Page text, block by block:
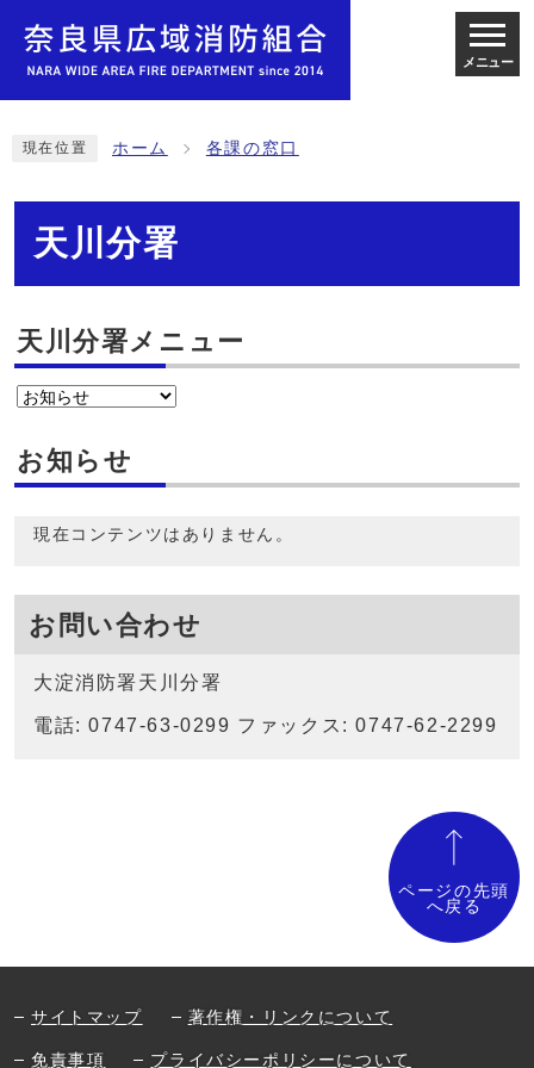
メニュー
現在位置 ホーム 各課の窓口
天川分署
天川分署メニュー
お知らせ
現在コンテンツはありません。
お問い合わせ
大淀消防署天川分署
電話: 0747-63-0299 ファックス: 0747-62-2299
ページの先頭
へ戻る
サイトマップ 著作権・リンクについて
免責事項 プライバシーポリシーについて